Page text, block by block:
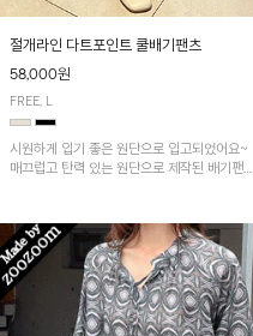
절개라인 다트포인트 쿨배기팬츠
58,000원
FREE, L
시원하게 입기 좋은 원단으로 입고되었어요~
매끄럽고 탄력 있는 원단으로 제작된 배기팬츠